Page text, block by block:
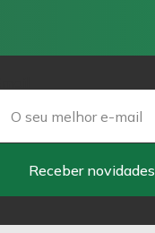
Receber novidades